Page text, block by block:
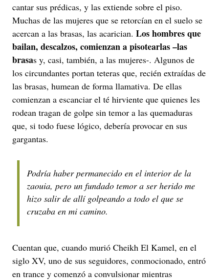
cantar sus prédicas, y las extiende sobre el piso.
Muchas de las mujeres que se retorcían en el suelo se
acercan a las brasas, las acarician. Los hombres que
bailan, descalzos, comienzan a pisotearlas –las
brasas y, casi, también, a las mujeres-. Algunos de
los circundantes portan teteras que, recién extraídas de
las brasas, humean de forma llamativa. De ellas
comienzan a escanciar el té hirviente que quienes les
rodean tragan de golpe sin temor a las quemaduras
que, si todo fuese lógico, debería provocar en sus
gargantas.
Podría haber permanecido en el interior de la
zaouia, pero un fundado temor a ser herido me
hizo salir de allí golpeando a todo el que se
cruzaba en mi camino.
Cuentan que, cuando murió Cheikh El Kamel, en el
siglo XV, uno de sus seguidores, conmocionado, entró
en trance y comenzó a convulsionar mientras